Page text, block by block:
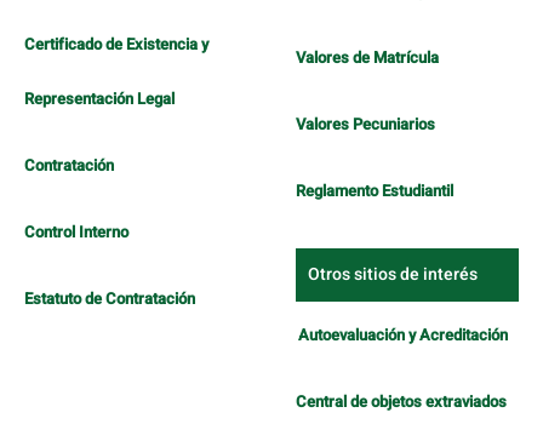
Certificado de Existencia y
Representación Legal
Contratación
Control Interno
Estatuto de Contratación
Valores de Matrícula
Valores Pecuniarios
Reglamento Estudiantil
Otros sitios de interés
Autoevaluación y Acreditación
Central de objetos extraviados